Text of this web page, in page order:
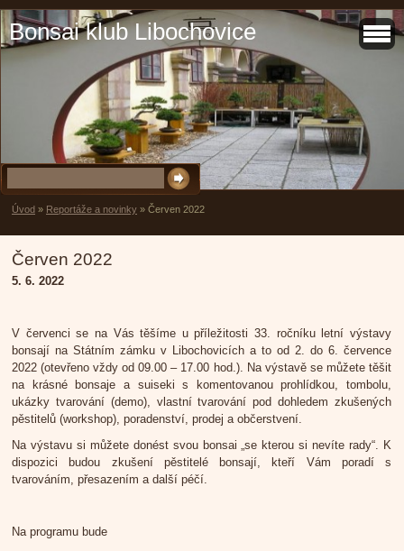
Bonsai klub Libochovice
Úvod » Reportáže a novinky » Červen 2022
Červen 2022
5. 6. 2022
V červenci se na Vás těšíme u příležitosti33. ročníku letní výstavy
bonsají na Státním zámku v Libochovicích a to od 2. do 6. července
2022 (otevřeno vždy od 09.00 – 17.00 hod.). Na výstavě se můžete těšit
na krásné bonsaje a suiseki s komentovanou prohlídkou, tombolu,
ukázky tvarování (demo), vlastní tvarování pod dohledem zkušených
pěstitelů (workshop), poradenství, prodej a občerstvení.
Na výstavu si můžete donést svou bonsai „se kterou si nevíte rady“. K
dispozici budou zkušení pěstitelé bonsají, kteří Vám poradí s
tvarováním, přesazením a další péčí.
Na programu bude